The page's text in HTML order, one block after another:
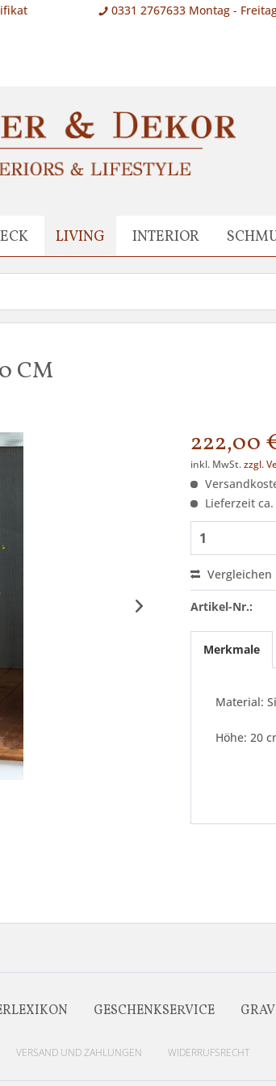
0331 2767633 Montag -
LIVING INTERIOR
CM
222,00
inkl. MwSt.zzgl.
Lieferzeit ca.
Vergleichen
Artikel-Nr.:
Merkmale
Material:
Höhe: 20
GESCHENKSERVICE
VERSAND UND ZAHLUNGEN WIDERRUFSRECHT